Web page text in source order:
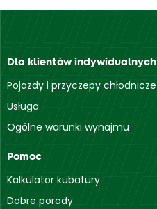
Dla klientów indywidualnych
Pojazdy i przyczepy chłodnicze
Usługa
Ogólne warunki wynajmu
Pomoc
Kalkulator kubatury
Dobre porady